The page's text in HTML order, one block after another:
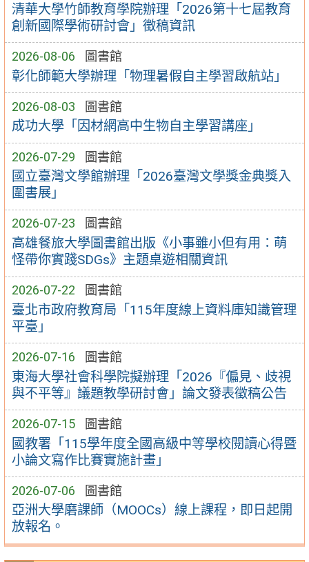
清華大學竹師教育學院辦理「2026第十七屆教育
創新國際學術研討會」徵稿資訊
2026-08-06 圖書館
彰化師範大學辦理「物理暑假自主學習啟航站」
2026-08-03 圖書館
成功大學「因材網高中生物自主學習講座」
2026-07-29 圖書館
國立臺灣文學館辦理「2026臺灣文學獎金典獎入
圍書展」
2026-07-23 圖書館
高雄餐旅大學圖書館出版《小事雖小但有用：萌
怪帶你實踐SDGs》主題桌遊相關資訊
2026-07-22 圖書館
臺北市政府教育局「115年度線上資料庫知識管理
平臺」
2026-07-16 圖書館
東海大學社會科學院擬辦理「2026『偏見、歧視
與不平等』議題教學研討會」論文發表徵稿公告
2026-07-15 圖書館
國教署「115學年度全國高級中等學校閱讀心得暨
小論文寫作比賽實施計畫」
2026-07-06 圖書館
亞洲大學磨課師（MOOCs）線上課程，即日起開
放報名。